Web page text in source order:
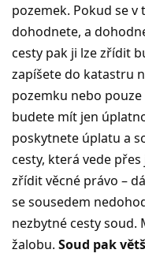
pozemek. Pokud se
dohodnete, a
cesty pak ji lze zřídit
zapíšete do katastru
pozemku nebo
budete mít jen
poskytnete úplatu a
cesty, která vede
zřídit věcné právo –
se sousedem
nezbytné cesty soud.
žalobu. Soud pak